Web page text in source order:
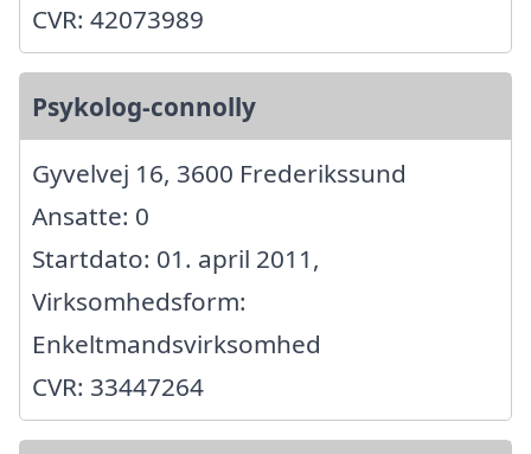
CVR: 42073989
Psykolog-connolly
Gyvelvej 16, 3600 Frederikssund
Ansatte: 0
Startdato: 01. april 2011,
Virksomhedsform:
Enkeltmandsvirksomhed
CVR: 33447264